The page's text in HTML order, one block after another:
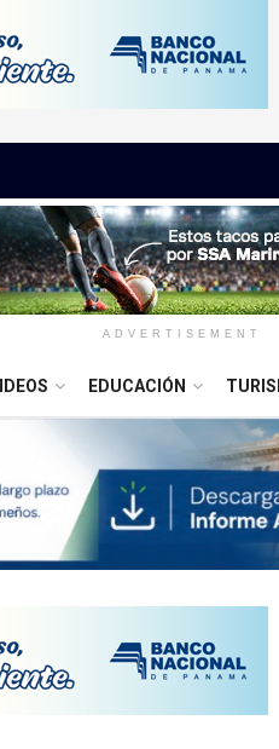
ADVERTISEMENT
EDUCACIÓN